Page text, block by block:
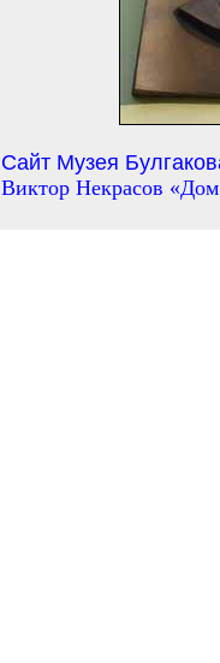
Сайт Музея
Виктор Некрасов